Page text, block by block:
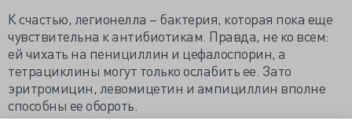
К счастью, легионелла – бактерия, которая пока еще
чувствительна к антибиотикам. Правда, не ко всем:
ей чихать на пенициллин и цефалоспорин, а
тетрациклины могут только ослабить ее. Зато
эритромицин, левомицетин и ампициллин вполне
способны ее обороть.